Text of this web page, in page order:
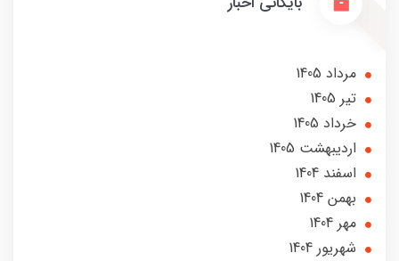
مرداد 1405
تير 1405
خرداد 1405
ارديبهشت 1405
اسفند 1404
بهمن 1404
مهر 1404
شهریور 1404